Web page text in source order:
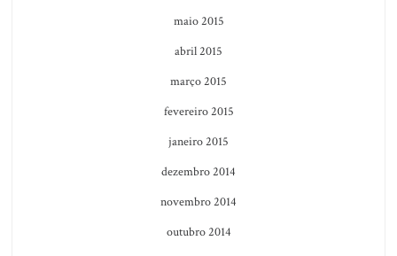
maio 2015
abril 2015
março 2015
fevereiro 2015
janeiro 2015
dezembro 2014
novembro 2014
outubro 2014